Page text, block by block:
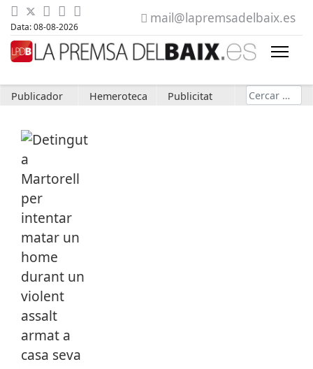
Data: 08-08-2026
mail@lapremsadelbaix.es
Publicador Hemeroteca Publicitat Cerca